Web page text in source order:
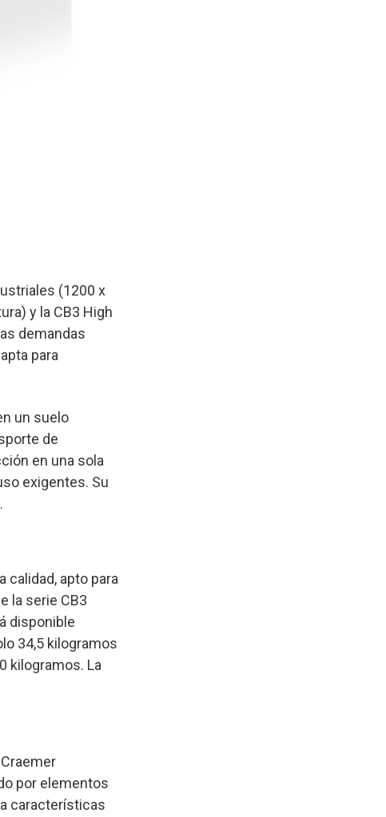
(1200 x
y la CB3 High
demandas
para
un suelo
de
en una sola
exigentes. Su
calidad, apto para
la serie CB3
disponible
34,5 kilogramos
kilogramos. La
por elementos
características